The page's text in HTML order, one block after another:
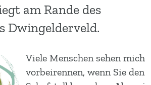
am Rande des
Dwingelderveld.
Viele Menschen sehen mich
vorbeirennen, wenn Sie den